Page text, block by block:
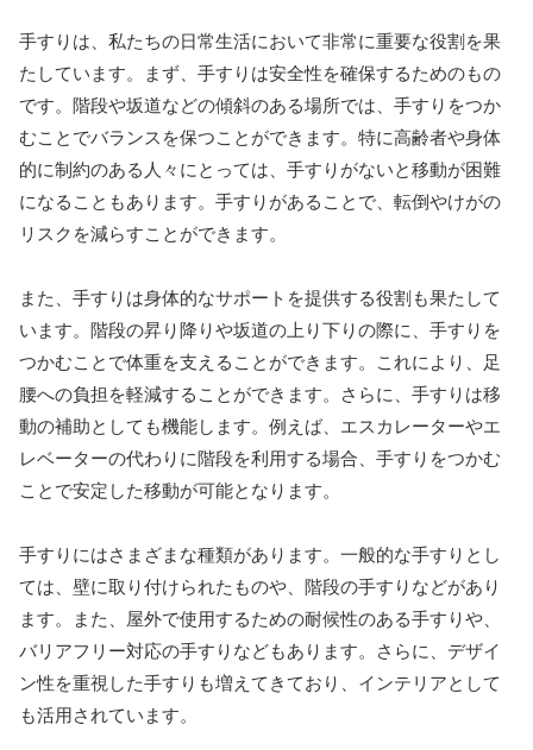
手すりは、私たちの日常生活において非常に重要な役割を果
たしています。まず、手すりは安全性を確保するためのもの
です。階段や坂道などの傾斜のある場所では、手すりをつか
むことでバランスを保つことができます。特に高齢者や身体
的に制約のある人々にとっては、手すりがないと移動が困難
になることもあります。手すりがあることで、転倒やけがの
リスクを減らすことができます。
また、手すりは身体的なサポートを提供する役割も果たして
います。階段の昇り降りや坂道の上り下りの際に、手すりを
つかむことで体重を支えることができます。これにより、足
腰への負担を軽減することができます。さらに、手すりは移
動の補助としても機能します。例えば、エスカレーターやエ
レベーターの代わりに階段を利用する場合、手すりをつかむ
ことで安定した移動が可能となります。
手すりにはさまざまな種類があります。一般的な手すりとし
ては、壁に取り付けられたものや、階段の手すりなどがあり
ます。また、屋外で使用するための耐候性のある手すりや、
バリアフリー対応の手すりなどもあります。さらに、デザイ
ン性を重視した手すりも増えてきており、インテリアとして
も活用されています。